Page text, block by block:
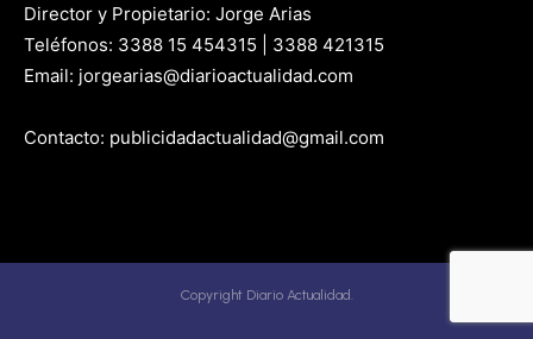
Director y Propietario: Jorge Arias
Teléfonos: 3388 15 454315 | 3388 421315
Email: jorgearias@diarioactualidad.com
Contacto: publicidadactualidad@gmail.com
Copyright Diario Actualidad.